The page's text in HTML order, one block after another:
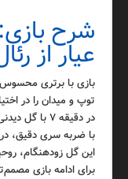
شرح
عیار از
بازی با برتری محسوس
توپ و میدان را در
در دقیقه ۷
با ضربه سری دقیق،
این گل زودهنگام،
برای ادامه بازی